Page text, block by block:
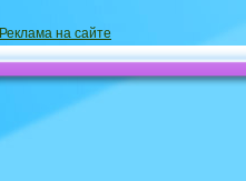
Реклама на сайте